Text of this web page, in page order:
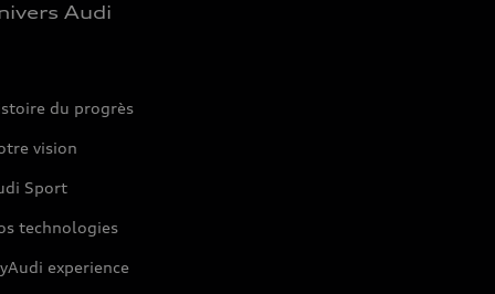
Audi
du progrès
vision
Sport
technologies
experience